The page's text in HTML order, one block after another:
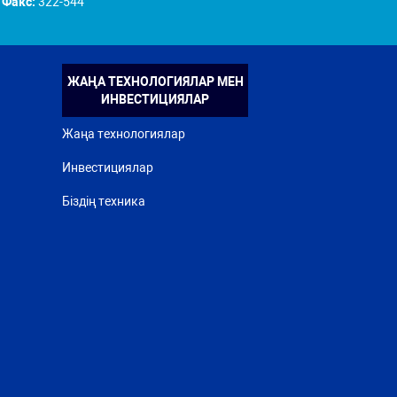
ЖАҢА ТЕХНОЛОГИЯЛАР МЕН
ИНВЕСТИЦИЯЛАР
Жаңа технологиялар
Инвестициялар
Біздің техника